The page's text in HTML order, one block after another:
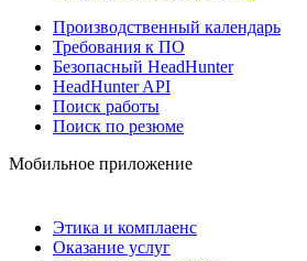
Производственный календарь
Требования к ПО
Безопасный HeadHunter
HeadHunter API
Поиск работы
Поиск по резюме
Мобильное приложение
Этика и комплаенс
Оказание услуг